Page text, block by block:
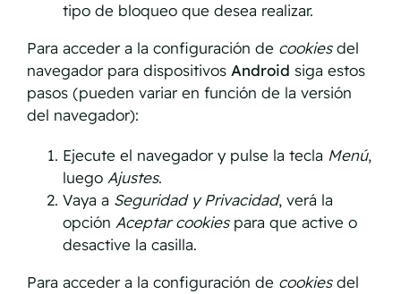
tipo de bloqueo que desea realizar.
Para acceder a la configuración de cookiesdel
navegador para dispositivos Android siga estos
pasos (pueden variar en función de la versión
del navegador):
Ejecute el navegador y pulse la tecla Menú,
luego Ajustes.
Vaya a Seguridad y Privacidad, verá la
opción Aceptar cookiespara que active o
desactive la casilla.
Para acceder a la configuración de cookiesdel